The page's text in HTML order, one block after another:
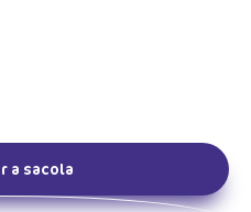
a sacola